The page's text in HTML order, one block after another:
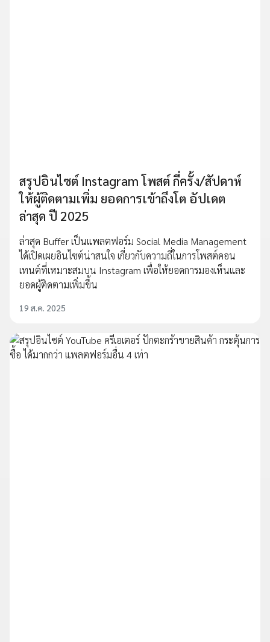
สรุปอินไซต์ Instagram โพสต์ กี่ครั้ง/สัปดาห์
ให้ผู้ติดตามเพิ่ม ยอดการเข้าถึงโต อัปเดต
ล่าสุด ปี 2025
ล่าสุด Buffer เป็นแพลตฟอร์ม Social Media Management
ได้เปิดเผยอินไซต์น่าสนใจ เกี่ยวกับความถี่ในการโพสต์คอน
เทนต์ที่เหมาะสมบน Instagram เพื่อให้ยอดการมองเห็นและ
ยอดผู้ติดตามเพิ่มขึ้น
19 ส.ค. 2025